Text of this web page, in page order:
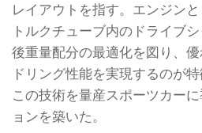
レイアウトを指す。エンジン
トルクチューブ内のドライブ
後重量配分の最適化を図り、
ドリング性能を実現するのが
この技術を量産スポーツカー
ョンを築いた。